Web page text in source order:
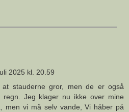
2025 kl. 20.59
stauderne gror, men de er også
Jeg klager nu ikke over mine
men vi må selv vande, Vi håber på